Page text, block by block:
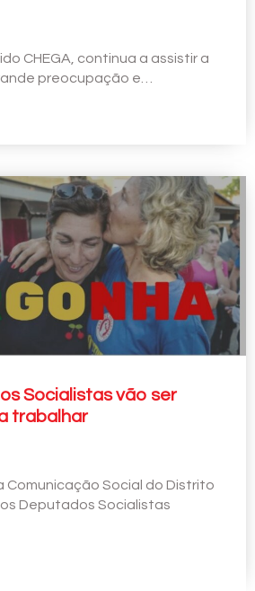
CHEGA, continua a assistir a
preocupação e…
os Socialistas vão ser
trabalhar
Comunicação Social do Distrito
Deputados Socialistas